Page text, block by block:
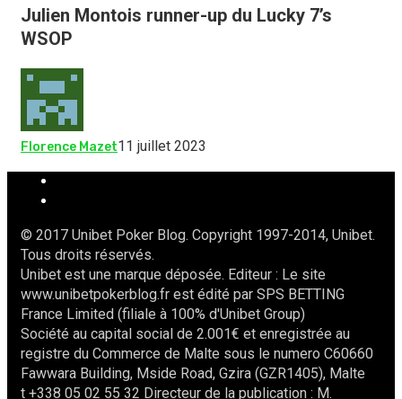
Julien Montois runner-up du Lucky 7’s
WSOP
Florence Mazet11 juillet 2023
© 2017 Unibet Poker Blog. Copyright 1997-2014, Unibet.
Tous droits réservés.
Unibet est une marque déposée. Editeur : Le site
www.unibetpokerblog.fr est édité par SPS BETTING
France Limited (filiale à 100% d'Unibet Group)
Société au capital social de 2.001€ et enregistrée au
registre du Commerce de Malte sous le numero C60660
Fawwara Building, Mside Road, Gzira (GZR1405), Malte
t +338 05 02 55 32 Directeur de la publication : M.